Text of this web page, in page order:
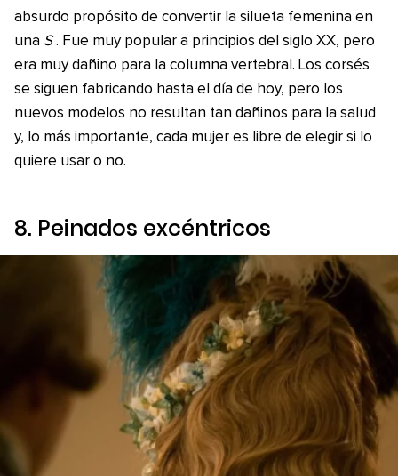
absurdo propósito de convertir la silueta femenina en
una S . Fue muy popular a principios del siglo XX, pero
era muy dañino para la columna vertebral. Los corsés
se siguen fabricando hasta el día de hoy, pero los
nuevos modelos no resultan tan dañinos para la salud
y, lo más importante, cada mujer es libre de elegir si lo
quiere usar o no.
8. Peinados excéntricos